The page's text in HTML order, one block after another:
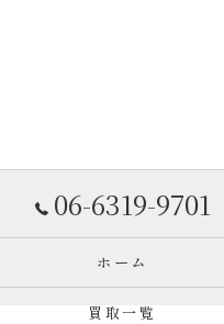
06-6319-9701
ホーム
買取一覧